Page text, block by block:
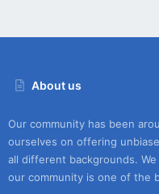
About us
Our community has been
ourselves on offering
all different backgrounds.
our community is one of the